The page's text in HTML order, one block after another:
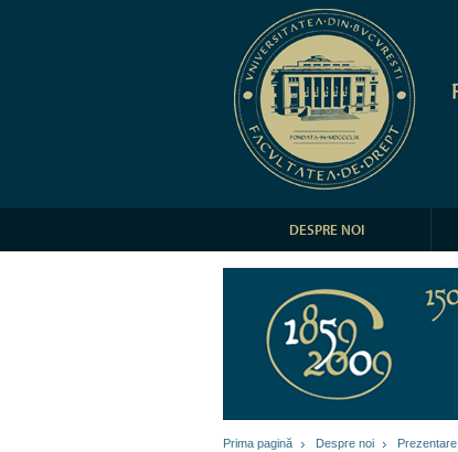
DESPRE NOI
Prima pagină Despre noi Prezentare